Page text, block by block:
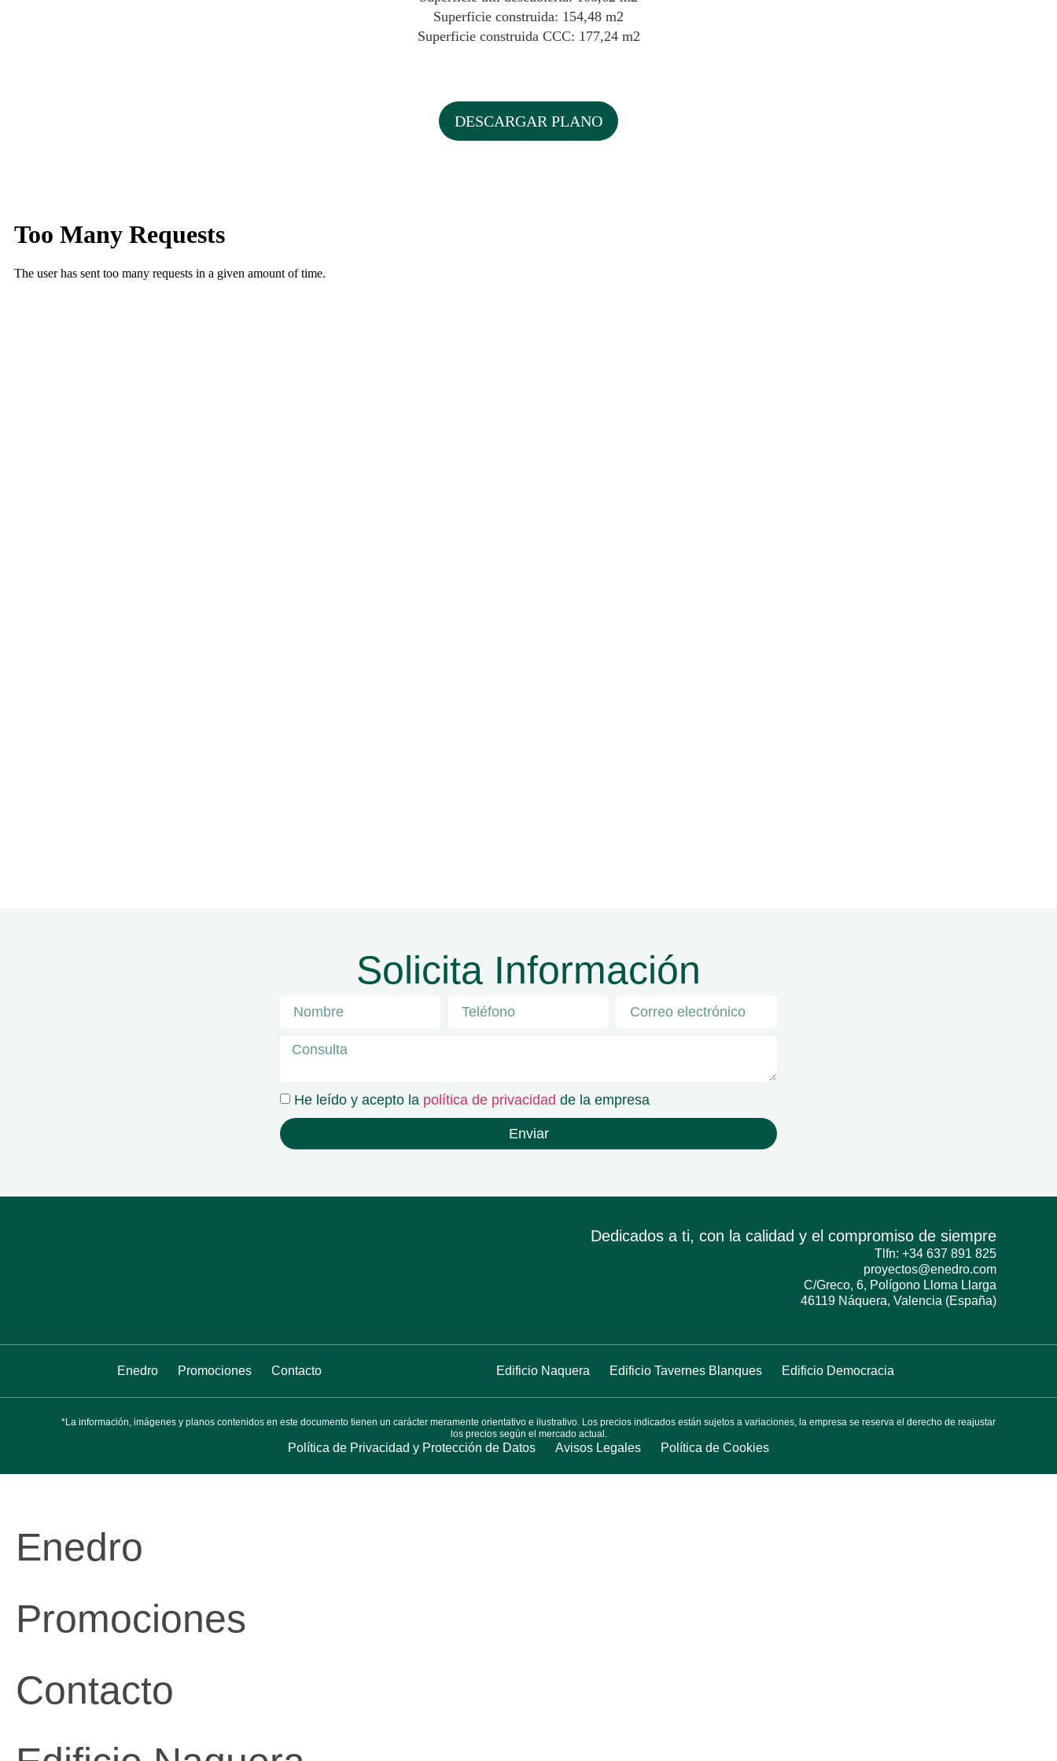
Superficie construida: 154,48 m2
Superficie construida CCC: 177,24 m2
DESCARGAR PLANO
Solicita Información
He leído y acepto la política de privacidad de la empresa
Enviar
Dedicados a ti, con la calidad y el compromiso de siempre
Tlfn: +34 637 891 825
proyectos@enedro.com
C/Greco, 6, Polígono Lloma Llarga
46119 Náquera, Valencia (España)
Enedro Promociones Contacto Edificio Naquera Edificio Tavernes Blanques Edificio Democracia
*La información, imágenes y planos contenidos en este documento tienen un carácter meramente orientativo e ilustrativo. Los precios indicados están sujetos a variaciones, la empresa se reserva el derecho de reajustar
los precios según el mercado actual.
Política de Privacidad y Protección de Datos Avisos Legales Política de Cookies
Enedro
Promociones
Contacto